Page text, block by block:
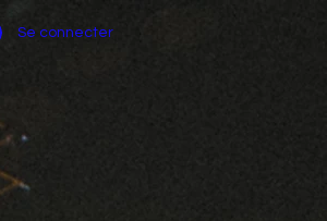
Se connecter